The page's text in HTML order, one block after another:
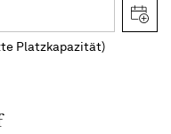
Platzkapazität)